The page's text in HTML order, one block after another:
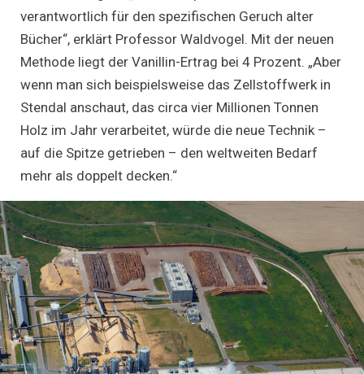
verantwortlich für den spezifischen Geruch alter
Bücher“, erklärt Professor Waldvogel. Mit der neuen
Methode liegt der Vanillin-Ertrag bei 4 Prozent. „Aber
wenn man sich beispielsweise das Zellstoffwerk in
Stendal anschaut, das circa vier Millionen Tonnen
Holz im Jahr verarbeitet, würde die neue Technik –
auf die Spitze getrieben – den weltweiten Bedarf
mehr als doppelt decken.“